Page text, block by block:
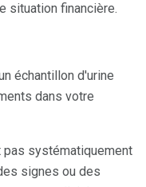
situation financière.
échantillon d'urine
dans votre
pas systématiquement
signes ou des